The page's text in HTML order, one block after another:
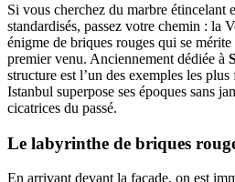
Si vous cherchez du marbre étincelant
standardisés, passez votre chemin : la
énigme de briques rouges qui se
premier venu. Anciennement dédiée à
structure est l’un des exemples les
Istanbul superpose ses époques sans
cicatrices du passé.
Le labyrinthe de briques
En arrivant devant la façade, on est